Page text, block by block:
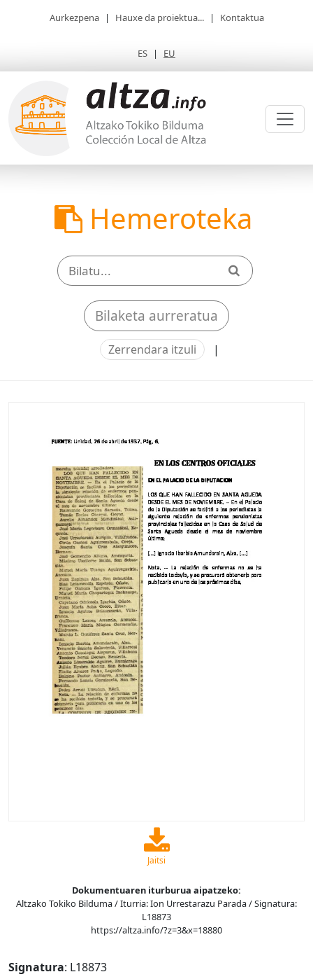
Aurkezpena | Hauxe da proiektua... | Kontaktua
ES | EU
Hemeroteka
Bilaketa aurreratua
Zerrendara itzuli |
Jaitsi
Dokumentuaren iturburua aipatzeko:
Altzako Tokiko Bilduma / Iturria: Ion Urrestarazu Parada / Signatura:
L18873
https://altza.info/?z=3&x=18880
Signatura: L18873